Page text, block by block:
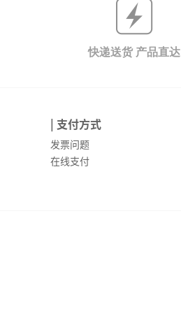
快递送货 产品直达
| 支付方式
发票问题
在线支付